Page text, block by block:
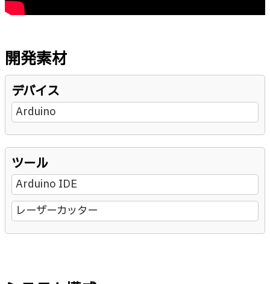
開発素材
デバイス
Arduino
ツール
Arduino IDE
レーザーカッター